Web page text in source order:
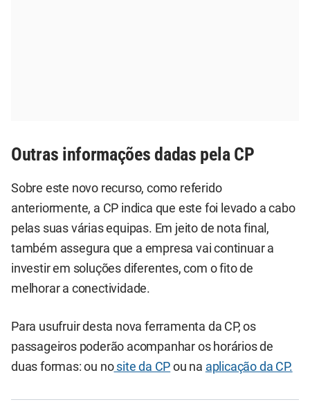
Outras informações dadas pela CP
Sobre este novo recurso, como referido
anteriormente, a CP indica que este foi levado a cabo
pelas suas várias equipas. Em jeito de nota final,
também assegura que a empresa vai continuar a
investir em soluções diferentes, com o fito de
melhorar a conectividade.
Para usufruir desta nova ferramenta da CP, os
passageiros poderão acompanhar os horários de
duas formas: ou nosite da CP ou na aplicação da CP.